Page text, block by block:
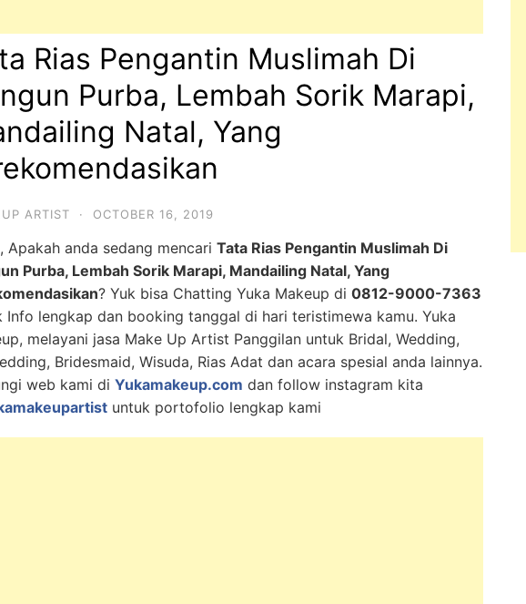
Rias Pengantin Muslimah Di
Purba, Lembah Sorik Marapi,
Natal, Yang
ARTIST · OCTOBER 16, 2019
Apakah anda sedang mencari Tata Rias Pengantin Muslimah Di
Purba, Lembah Sorik Marapi, Mandailing Natal, Yang
? Yuk bisa Chatting Yuka Makeup di 0812-9000-7363
Info lengkap dan booking tanggal di hari teristimewa kamu. Yuka
melayani jasa Make Up Artist Panggilan untuk Bridal, Wedding,
Bridesmaid, Wisuda, Rias Adat dan acara spesial anda lainnya.
web kami di Yukamakeup.com dan follow instagram kita
untuk portofolio lengkap kami